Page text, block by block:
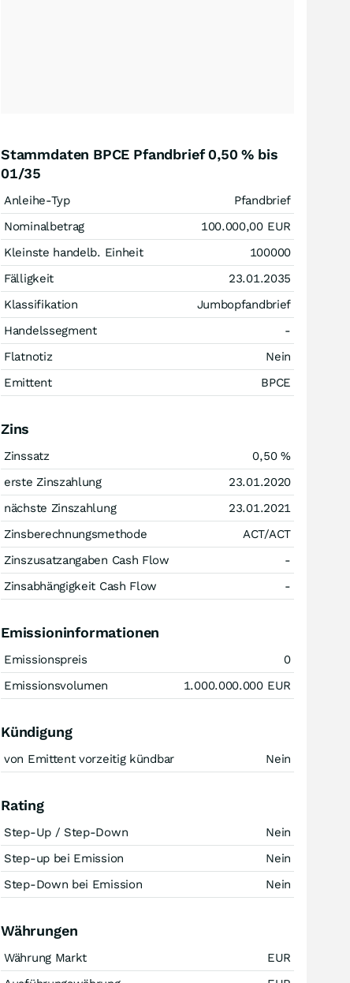
Stammdaten BPCE Pfandbrief 0,50 % bis
01/35
Anleihe-Typ
Pfandbrief
Nominalbetrag
100.000,00 EUR
Kleinste handelb. Einheit
100000
Fälligkeit
23.01.2035
Klassifikation
Jumbopfandbrief
Handelssegment
-
Flatnotiz
Nein
Emittent
BPCE
Zins
Zinssatz 0,50 %
erste Zinszahlung
23.01.2020
nächste Zinszahlung
23.01.2021
Zinsberechnungsmethode
ACT/ACT
Zinszusatzangaben Cash Flow
-
Zinsabhängigkeit Cash Flow
-
Emissioninformationen
Emissionspreis
0
Emissionsvolumen
1.000.000.000 EUR
Kündigung
von Emittent vorzeitig kündbar Nein
Rating
Step-Up / Step-Down
Nein
Step-up bei Emission
Nein
Step-Down bei Emission
Nein
Währungen
Währung Markt
EUR